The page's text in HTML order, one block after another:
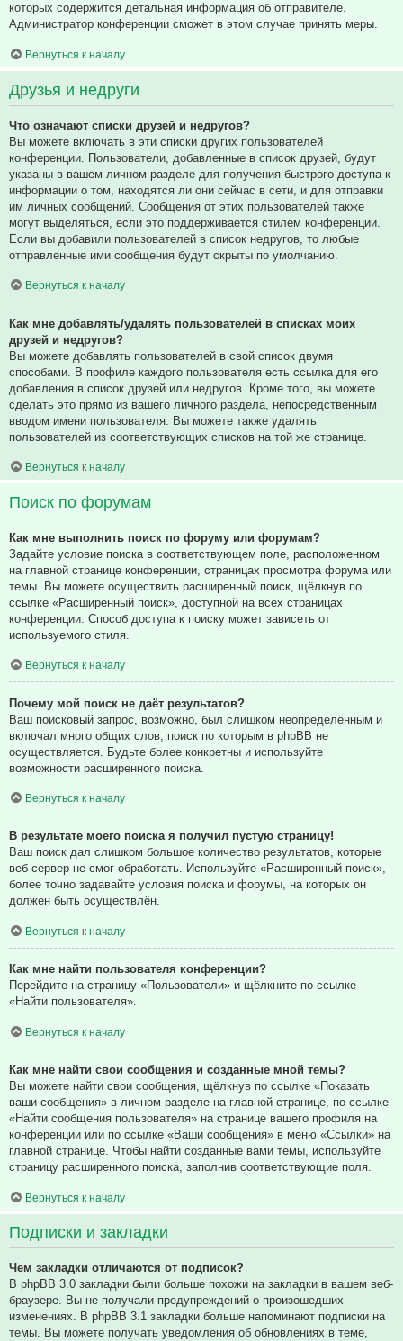
которых содержится детальная информация об отправителе.
Администратор конференции сможет в этом случае принять меры.
Вернуться к началу
Друзья и недруги
Что означают списки друзей и недругов?
Вы можете включать в эти списки других пользователей
конференции. Пользователи, добавленные в список друзей, будут
указаны в вашем личном разделе для получения быстрого доступа к
информации о том, находятся ли они сейчас в сети, и для отправки
им личных сообщений. Сообщения от этих пользователей также
могут выделяться, если это поддерживается стилем конференции.
Если вы добавили пользователей в список недругов, то любые
отправленные ими сообщения будут скрыты по умолчанию.
Вернуться к началу
Как мне добавлять/удалять пользователей в списках моих
друзей и недругов?
Вы можете добавлять пользователей в свой список двумя
способами. В профиле каждого пользователя есть ссылка для его
добавления в список друзей или недругов. Кроме того, вы можете
сделать это прямо из вашего личного раздела, непосредственным
вводом имени пользователя. Вы можете также удалять
пользователей из соответствующих списков на той же странице.
Вернуться к началу
Поиск по форумам
Как мне выполнить поиск по форуму или форумам?
Задайте условие поиска в соответствующем поле, расположенном
на главной странице конференции, страницах просмотра форума или
темы. Вы можете осуществить расширенный поиск, щёлкнув по
ссылке «Расширенный поиск», доступной на всех страницах
конференции. Способ доступа к поиску может зависеть от
используемого стиля.
Вернуться к началу
Почему мой поиск не даёт результатов?
Ваш поисковый запрос, возможно, был слишком неопределённым и
включал много общих слов, поиск по которым в phpBB не
осуществляется. Будьте более конкретны и используйте
возможности расширенного поиска.
Вернуться к началу
В результате моего поиска я получил пустую страницу!
Ваш поиск дал слишком большое количество результатов, которые
веб-сервер не смог обработать. Используйте «Расширенный поиск»,
более точно задавайте условия поиска и форумы, на которых он
должен быть осуществлён.
Вернуться к началу
Как мне найти пользователя конференции?
Перейдите на страницу «Пользователи» и щёлкните по ссылке
«Найти пользователя».
Вернуться к началу
Как мне найти свои сообщения и созданные мной темы?
Вы можете найти свои сообщения, щёлкнув по ссылке «Показать
ваши сообщения» в личном разделе на главной странице, по ссылке
«Найти сообщения пользователя» на странице вашего профиля на
конференции или по ссылке «Ваши сообщения» в меню «Ссылки» на
главной странице. Чтобы найти созданные вами темы, используйте
страницу расширенного поиска, заполнив соответствующие поля.
Вернуться к началу
Подписки и закладки
Чем закладки отличаются от подписок?
В phpBB 3.0 закладки были больше похожи на закладки в вашем веб-
браузере. Вы не получали предупреждений о произошедших
изменениях. В phpBB 3.1 закладки больше напоминают подписки на
темы. Вы можете получать уведомления об обновлениях в теме,